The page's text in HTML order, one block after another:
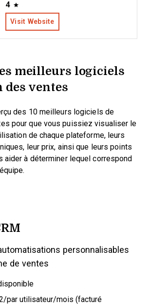
4
Visit Website
meilleurs logiciels
des ventes
des 10 meilleurs logiciels de
pour que vous puissiez visualiser le
de chaque plateforme, leurs
leur prix, ainsi que leurs points
aider à déterminer lequel correspond
personnalisables
de ventes
par utilisateur/mois (facturé